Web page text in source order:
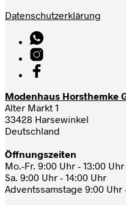
Datenschutzerklärung
Modenhaus Horsthemke
Alter Markt 1
33428 Harsewinkel
Deutschland
Öffnungszeiten
Mo.-Fr. 9:00 Uhr - 13:00
Sa. 9:00 Uhr - 14:00 Uhr
Adventssamstage 9:00 Uhr